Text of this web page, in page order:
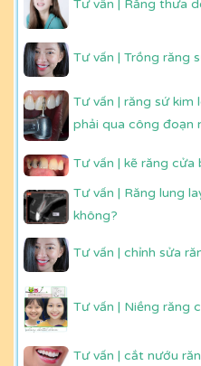
Tư vấn | Răng thưa
Tư vấn | Trồng răng
Tư vấn | răng sứ kim
phải qua công đoạn
Tư vấn | kẽ răng cửa
Tư vấn | Răng lung
không?
Tư vấn | chỉnh sửa
Tư vấn | Niềng răng
Tư vấn | cắt nướu